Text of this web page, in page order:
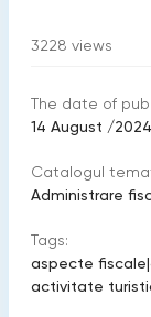
3228 views
The date of
14 August /
Catalogul
Administrare
Tags:
aspecte fiscale|
activitate